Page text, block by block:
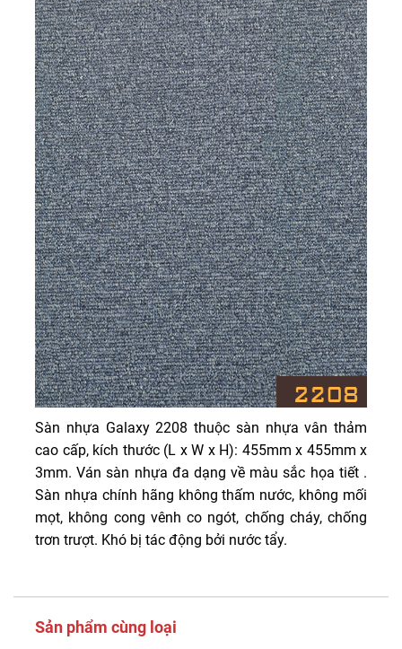
Sàn nhựa Galaxy 2208 thuộc sàn nhựa vân thảm
cao cấp, kích thước (L x W x H): 455mm x 455mm x
3mm. Ván sàn nhựa đa dạng về màu sắc họa tiết .
Sàn nhựa chính hãng không thấm nước, không mối
mọt, không cong vênh co ngót, chống cháy, chống
trơn trượt. Khó bị tác động bởi nước tẩy.
Sản phẩm cùng loại